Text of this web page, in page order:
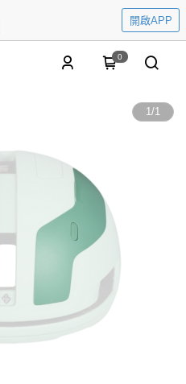
開啟APP
0
1/1